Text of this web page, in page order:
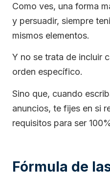
Como ves, una forma
y persuadir, siempre
mismos elementos.
Y no se trata de incluir
orden específico.
Sino que, cuando
anuncios, te fijes en si
requisitos para ser
Fórmula de